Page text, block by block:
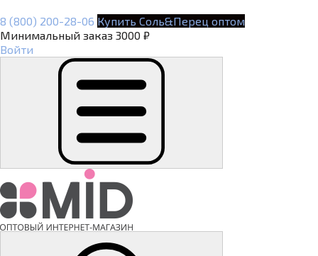
8 (800) 200-28-06 Купить Соль&Перец оптом
Минимальный заказ 3000 ₽
Войти